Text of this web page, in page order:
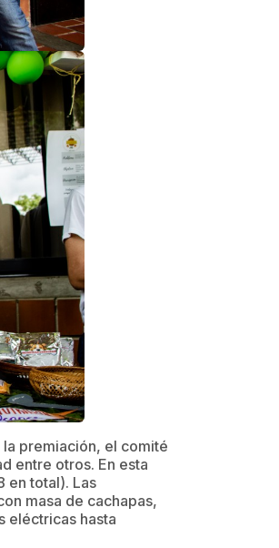
premiación, el comité
entre otros. En esta
en total). Las
masa de cachapas,
eléctricas hasta